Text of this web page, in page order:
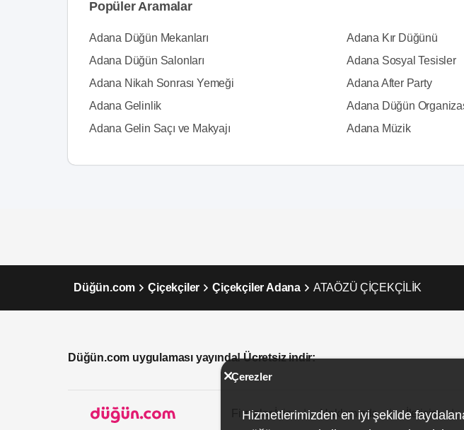
Popüler Aramalar
Adana Düğün Mekanları Adana Kır Düğünü
Adana Düğün Salonları
Adana Sosyal Tesisler
Adana Nikah Sonrası Yemeği
Adana After Party
Adana Gelinlik
Adana Düğün
Adana Gelin Saçı ve Makyajı
Adana Müzik
Düğün.com Çiçekçiler Çiçekçiler Adana ATAÖZÜ ÇİÇEKÇİLİK
Düğün.com uygulaması yayında! Ücretsiz indir:
Firmalar İçin Hakkımızda İletişim
Çerezler
Hizmetlerimizden en iyi şekilde